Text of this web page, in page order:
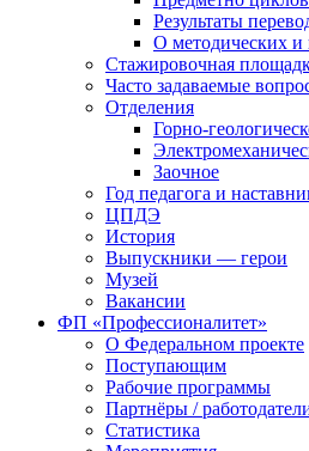
Результаты
О методических и
Стажировочная
Часто задаваемые
Отделения
Горно-
Заочное
Год педагога и
ЦПДЭ
История
Выпускники — герои
Музей
Вакансии
ФП «Профессионалитет»
О Федеральном проекте
Поступающим
Рабочие программы
Партнёры /
Статистика